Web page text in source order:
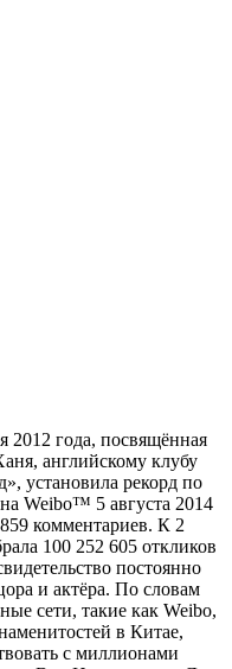
2012 года, посвящённая
английскому клубу
установила рекорд по
Weibo™ 5 августа 2014
комментариев. К 2
100 252 605 откликов
постоянно
и актёра. По словам
сети, такие как Weibo,
в Китае,
с миллионами